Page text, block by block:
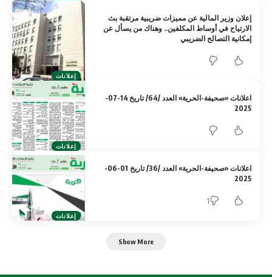
إعلانات
إعلان وزير المالية عن مميزات ضريبية مرتقبة بث
الارتياح في أوساط المكلفين.. وهناك من يسأل عن
إمكانية التصالح الضريبي
إعلانات
اعلانات «صحيفة-الحرية» العدد /64/ تاريخ 14-07-
2025
إعلانات
اعلانات «صحيفة-الحرية» العدد /36/ تاريخ 01-06-
2025
1
Show More